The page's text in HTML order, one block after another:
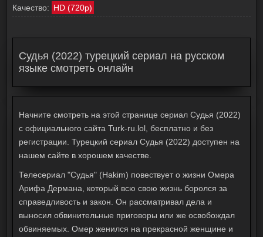
Качество: HD (720p)
Судья (2022) турецкий сериал на русском
языке смотреть онлайн
Начните смотреть на этой странице сериал Судья (2022)
с официального сайта Turk-ru.lol, бесплатно и без
регистрации. Турецкий сериал Судья (2022) доступен на
нашем сайте в хорошем качестве.
Телесериал "Судья" (Hakim) повествует о жизни Омера
Арифа Дермана, который всю свою жизнь боролся за
справедливость и закон. Он рассматривал дела и
выносил обвинительные приговоры или же освобождал
обвиняемых. Омер женился на прекрасной женщине и